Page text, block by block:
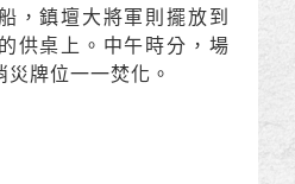
，鎮壇大將軍則擺放到
供桌上。中午時分，場
牌位一一焚化。